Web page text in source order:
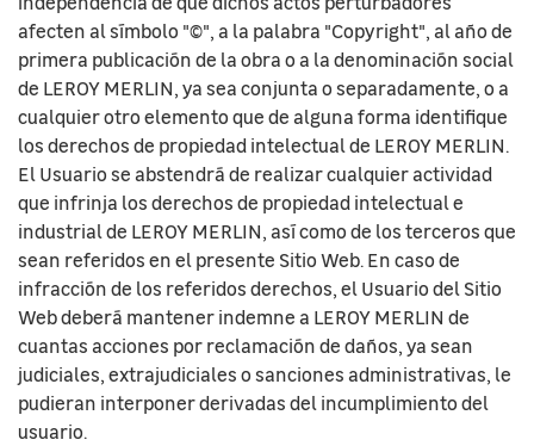
afecten al símbolo "©", a la palabra "Copyright", al año de
primera publicación de la obra o a la denominación social
de LEROY MERLIN, ya sea conjunta o separadamente, o a
cualquier otro elemento que de alguna forma identifique
los derechos de propiedad intelectual de LEROY MERLIN.
El Usuario se abstendrá de realizar cualquier actividad
que infrinja los derechos de propiedad intelectual e
industrial de LEROY MERLIN, así como de los terceros que
sean referidos en el presente Sitio Web. En caso de
infracción de los referidos derechos, el Usuario del Sitio
Web deberá mantener indemne a LEROY MERLIN de
cuantas acciones por reclamación de daños, ya sean
judiciales, extrajudiciales o sanciones administrativas, le
pudieran interponer derivadas del incumplimiento del
usuario.